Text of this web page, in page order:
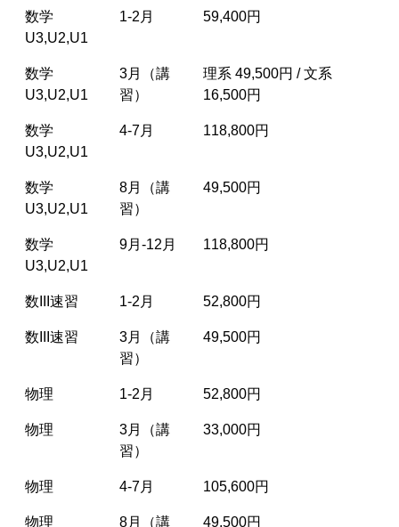
数学
U3,U2,U1
1-2月 59,400円
数学
U3,U2,U1
3月（講
習）
理系 49,500円 / 文系
16,500円
数学
U3,U2,U1
4-7月 118,800円
数学
U3,U2,U1
8月（講
習）
49,500円
数学
U3,U2,U1
9月-12月 118,800円
数III速習 1-2月 52,800円
数III速習
3月（講
習）
49,500円
物理 1-2月 52,800円
物理
3月（講
習）
33,000円
物理 4-7月 105,600円
物理 8月（講 49,500円